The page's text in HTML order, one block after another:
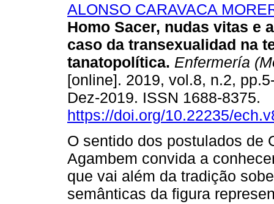
ALONSO CARAVACA
Homo Sacer, nudas vitas e
caso da transexualidad na
tanatopolítica. Enfermería
[online]. 2019, vol.8, n.2,
Dez-2019. ISSN 1688-8375.
https://doi.org/10.22235/
O sentido dos postulados de
Agambem convida a
que vai além da tradição
semânticas da figura